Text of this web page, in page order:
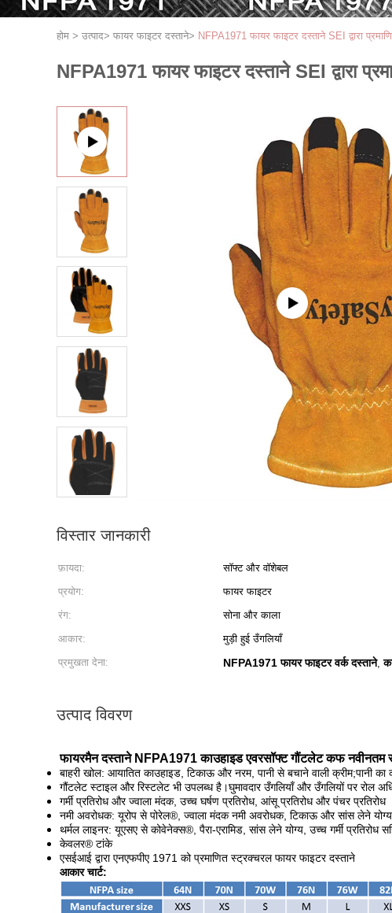
होम > उत्पाद> फायर फाइटर दस्ताने> NFPA1971 फायर फाइटर दस्ताने SEI द्वारा
NFPA1971 फायर फाइटर दस्ताने SEI द्वारा
विस्तार जानकारी
फ़ायदा: सॉफ्ट और वॉशेबल
प्रयोग:
फायर फाइटर
रंग:
सोना और काला
आकार:
मुड़ी हुई उँगलियाँ
प्रमुखता देना:
NFPA1971 फायर फाइटर वर्क दस्ताने,
उत्पाद विवरण
फायरमैन दस्ताने NFPA1971 काउहाइड एवरसॉफ्ट गौंटलेट कफ
बाहरी खोल: आयातित काउहाइड, टिकाऊ और नरम, पानी से बचाने वाली क्रीम;पानी
गौंटलेट स्टाइल और रिस्टलेट भी उपलब्ध है।घुमावदार उँगलियाँ और उँगलियों पर रोल
गर्मी प्रतिरोध और ज्वाला मंदक, उच्च घर्षण प्रतिरोध, आंसू प्रतिरोध और पंचर प्रतिरोध
नमी अवरोधक: यूरोप से पोरेल®, ज्वाला मंदक नमी अवरोधक, टिकाऊ और सांस लेने
थर्मल लाइनर: यूएसए से कोवेनेक्स®, पैरा-एरामिड, सांस लेने योग्य, उच्च गर्मी
केवलर® टांके
एसईआई द्वारा एनएफपीए 1971 को प्रमाणित स्ट्रक्चरल फायर फाइटर दस्ताने
आकार चार्ट: